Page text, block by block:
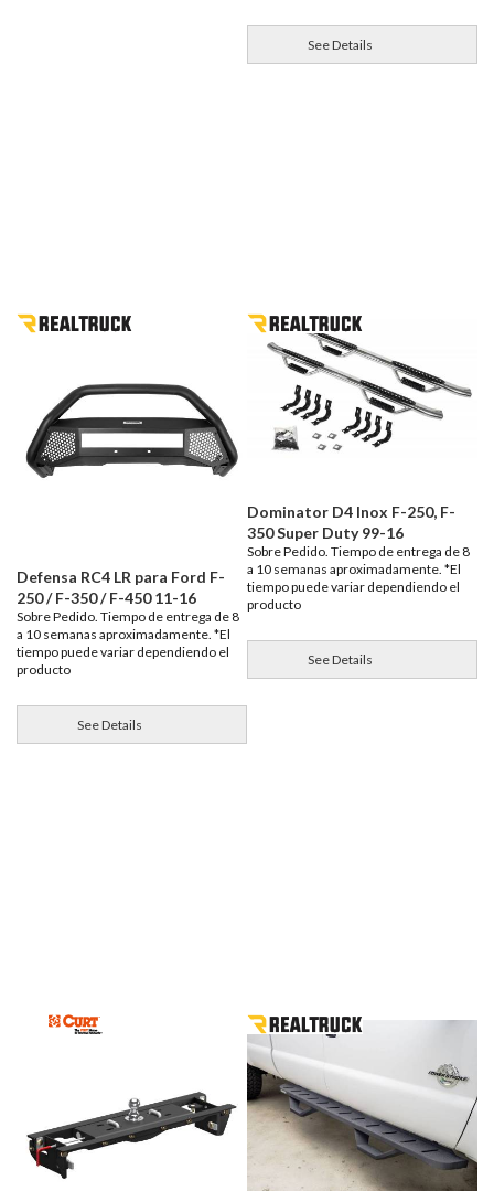
See Details
Defensa RC4 LR para Ford F-
250 / F-350 / F-450 11-16
Sobre Pedido. Tiempo de entrega de 8
a 10 semanas aproximadamente. *El
tiempo puede variar dependiendo el
producto
See Details
Dominator D4 Inox F-250, F-
350 Super Duty 99-16
Sobre Pedido. Tiempo de entrega de 8
a 10 semanas aproximadamente. *El
tiempo puede variar dependiendo el
producto
See Details